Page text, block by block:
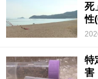
死
性
特
害